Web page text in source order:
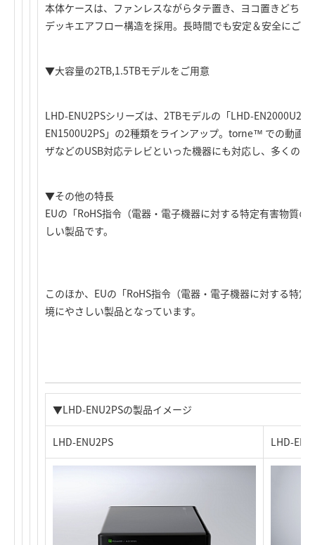
本体ケースは、ファンレスながらタテ置き、ヨコ置きどち
デッキエアフロー構造を採用。長時間でも安定＆安全にご利
▼大容量の2TB,1.5TBモデルをご用意
LHD-ENU2PSシリーズは、2TBモデルの「LHD-
EN1500U2PS」の2種類をラインアップ。torne™ での動画
ザなどのUSB対応テレビといった機器にも対応し、多くの
▼その他の特長
EUの「RoHS指令（電器・電子機器に対する特定有害物質
しい製品です。
このほか、EUの「RoHS指令（電器・電子機器に対する特
境にやさしい製品となっています。
▼LHD-ENU2PSの製品イメージ
LHD-ENU2PS LHD-